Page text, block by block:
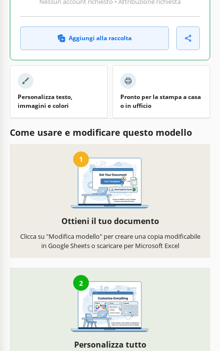
Aggiungi alla raccolta
Personalizza testo,
immagini e colori
Pronto per la stampa a casa
o in ufficio
Come usare e modificare questo modello
1
Ottieni il tuo documento
Clicca su "Modifica modello" per creare una copia modificabile
in Google Sheets o scaricare per Microsoft Excel
2
Personalizza tutto